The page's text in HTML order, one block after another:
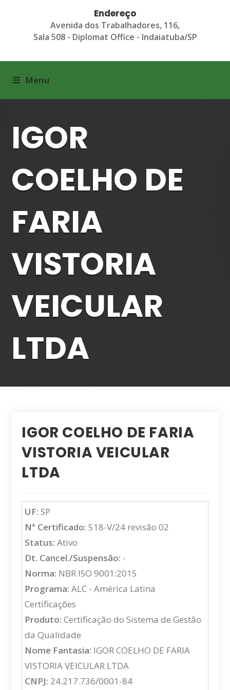
Endereço
Avenida dos Trabalhadores, 116,
Sala 508 - Diplomat Office - Indaiatuba/SP
Menu
IGOR
COELHO DE
FARIA
VISTORIA
VEICULAR
LTDA
IGOR COELHO DE FARIA
VISTORIA VEICULAR
LTDA
UF: SP
N° Certificado: 518-V/24 revisão 02
Status: Ativo
Dt. Cancel./Suspensão: -
Norma: NBR ISO 9001:2015
Programa: ALC - América Latina
Certificações
Produto: Certificação do Sistema de Gestão
da Qualidade
Nome Fantasia: IGOR COELHO DE FARIA
VISTORIA VEICULAR LTDA
CNPJ: 24.217.736/0001-84